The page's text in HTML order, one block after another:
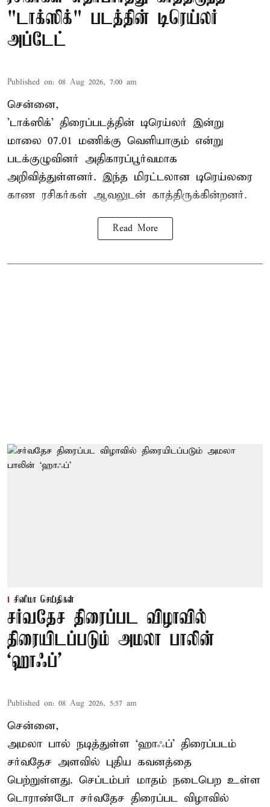
"டாக்ஸிக்" படத்தின் டிரெய்லர்
அப்டேட்
Published on: 08 Aug 2026, 7:00 am
சென்னை,
'டாக்ஸிக்' திரைப்படத்தின் டிரெய்லர் இன்று
மாலை 07.01 மணிக்கு வெளியாகும் என்று
படக்குழுவினர் அதிகாரப்பூர்வமாக
அறிவித்துள்ளனர். இந்த மிரட்டலான டிரெய்லரை
காண ரசிகர்கள் ஆவலுடன் காத்திருக்கின்றனர்.
Read More
சினிமா செய்திகள்
சர்வதேச திரைப்பட விழாவில்
திரையிடப்படும் அமலா பாலின்
‘ஹாஃப்’
Published on: 08 Aug 2026, 5:57 am
சென்னை,
அமலா பால் நடித்துள்ள ‘ஹாஃப்’ திரைப்படம்
சர்வதேச அளவில் புதிய கவனத்தை
பெற்றுள்ளது. செப்டம்பர் மாதம் நடைபெற உள்ள
டொராண்டோ சர்வதேச திரைப்பட விழாவில்